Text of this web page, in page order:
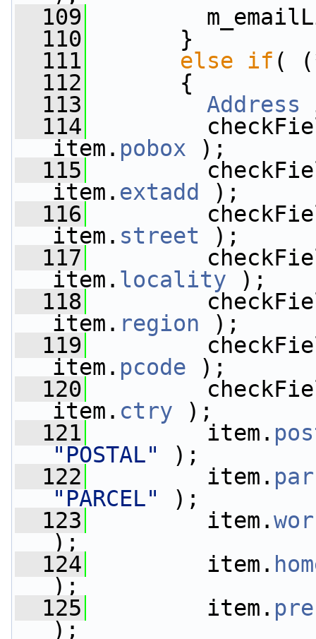
  109
  110
}
  111
else if (
  112
{
  113
Address
  114
item. pobox );
  115
item. extadd
);
  116
item. street );
  117
item. locality );
  118
item. region );
  119
item. pcode );
  120
item. ctry );
  121
item.
"POSTAL"
);
  122
item.
"PARCEL"
);
  123
item.
);
  124
item.
);
  125
item.
);